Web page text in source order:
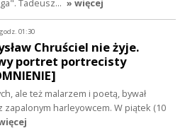
Tadeusz… » więcej
01:30
Chruściel nie żyje.
portret portrecisty
ale też malarzem i poetą, bywał
harleyowcem. W piątek (10